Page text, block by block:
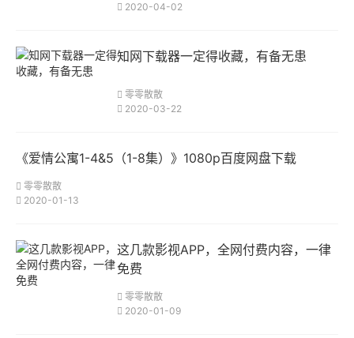
2020-04-02
知网下载器一定得收藏，有备无患
零零散散
2020-03-22
《爱情公寓1-4&5（1-8集）》1080p百度网盘下载
零零散散
2020-01-13
这几款影视APP，全网付费内容，一律
免费
零零散散
2020-01-09